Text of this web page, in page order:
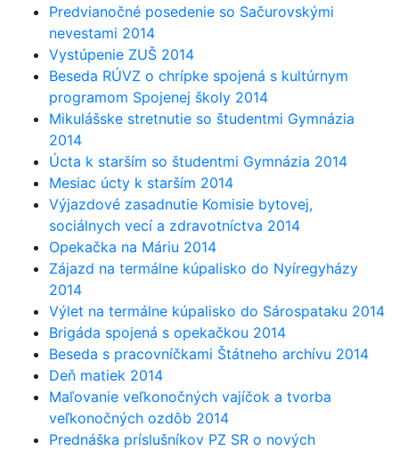
Predvianočné posedenie so Sačurovskými
nevestami 2014
Vystúpenie ZUŠ 2014
Beseda RÚVZ o chrípke spojená s kultúrnym
programom Spojenej školy 2014
Mikulášske stretnutie so študentmi Gymnázia
2014
Úcta k starším so študentmi Gymnázia 2014
Mesiac úcty k starším 2014
Výjazdové zasadnutie Komisie bytovej,
sociálnych vecí a zdravotníctva 2014
Opekačka na Máriu 2014
Zájazd na termálne kúpalisko do Nyíregyházy
2014
Výlet na termálne kúpalisko do Sárospataku 2014
Brigáda spojená s opekačkou 2014
Beseda s pracovníčkami Štátneho archívu 2014
Deň matiek 2014
Maľovanie veľkonočných vajíčok a tvorba
veľkonočných ozdôb 2014
Prednáška príslušníkov PZ SR o nových